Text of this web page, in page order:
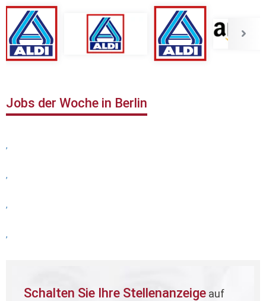
Jobs der Woche in Berlin
,
,
,
,
Schalten Sie Ihre Stellenanzeige auf